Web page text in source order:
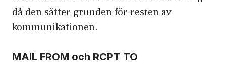
då den sätter grunden för resten av
kommunikationen.
MAIL FROM och RCPT TO